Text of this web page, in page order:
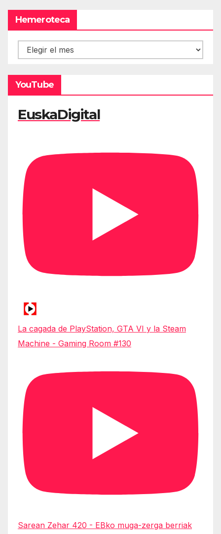
Hemeroteca
Hemeroteca
YouTube
EuskaDigital
La cagada de PlayStation, GTA VI y la Steam
Machine - Gaming Room #130
Sarean Zehar 420 - EBko muga-zerga berriak